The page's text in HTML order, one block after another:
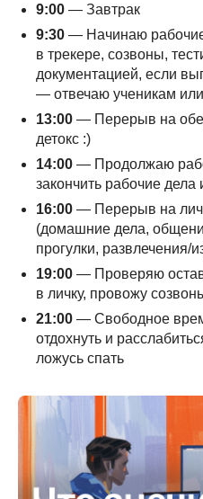
9:00 — Завтрак
9:30 — Начинаю рабочие
в трекере, созвоны,
документацией, если
— отвечаю ученикам
13:00 — Перерыв на
детокс :)
14:00 — Продолжаю
закончить рабочие дела
16:00 — Перерыв на
(домашние дела,
прогулки, развлечения/
19:00 — Проверяю
в личку, провожу
21:00 — Свободное
отдохнуть и
ложусь спать